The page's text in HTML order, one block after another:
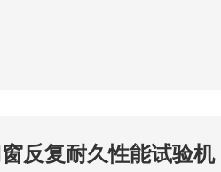
反复耐久性能试验机